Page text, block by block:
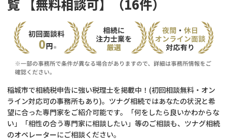
事務所 1191
相談内容で探す
相続登記
遺留分侵害額請求
コラム
相続手続き
覧 【無料相談可】（16件）
稲城市で相続税申告に強い税理士を掲載中！(初回相談無料・オン
ライン対応可の事務所もあり)。ツナグ相続ではあなたの状況と希
望に合った専門家をご紹介可能です。「何をしたら良いかわからな
い」「相性の合う専門家に相談したい」等のご相談も、ツナグ相続
のオペレーターにご相談ください。